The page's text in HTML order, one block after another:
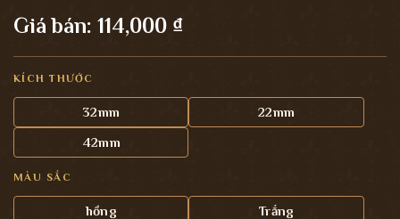
Giá bán: 114,000 ₫
KÍCH THƯỚC
32mm
22mm
42mm
MÀU SẮC
hồng
Trắng